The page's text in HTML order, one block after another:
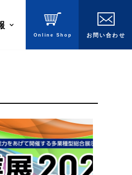
OnlineShop お問 い合わ せ